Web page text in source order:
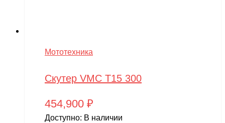
Мототехника
Скутер VMC T15 300
454,900 ₽
Доступно: В наличии